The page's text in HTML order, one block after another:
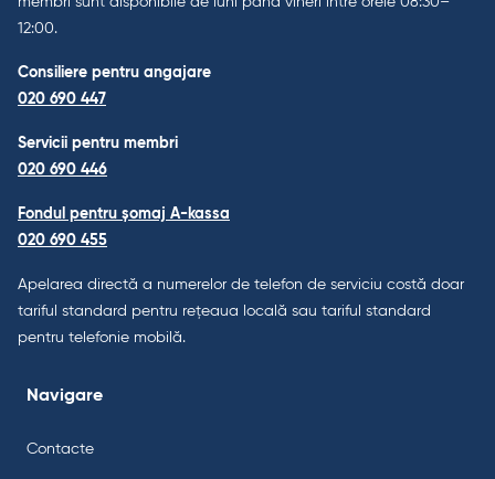
12:00.
Consiliere pentru angajare
020 690 447
Servicii pentru membri
020 690 446
Fondul pentru șomaj A-kassa
020 690 455
Apelarea directă a numerelor de telefon de serviciu costă doar
tariful standard pentru rețeaua locală sau tariful standard
pentru telefonie mobilă.
Navigare
Contacte